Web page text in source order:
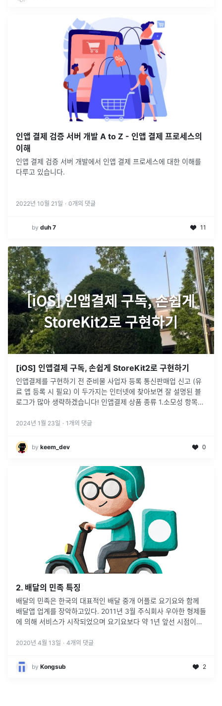
인앱 결제 검증 서버 개발 A to Z - 인앱 결제 프로세스의
이해
인앱 결제 검증 서버 개발에서 인앱 결제 프로세스에 대한 이해를
다루고 있습니다.
2022년 10월 21일 · 0개의 댓글
by duh 7 11
[iOS] 인앱결제 구독, 손쉽게 StoreKit2로 구현하기
인앱결제를 구현하기 전 준비물 사업자 등록 통신판매업 신고 (유
료 앱 등록 시 필요) 이 두가지는 인터넷에 찾아보면 잘 설명된 블
로그가 많아 생략하겠습니다! 인앱결제 상품 종류 1.소모성 항목
다...
2024년 1월 23일 · 1 개의 댓글
by keem_dev 0
2. 배달의 민족 특징
배달의 민족은 한국의 대표적인 배달 중개 어플로 요기요와 함께
배달앱 업계를 장악하고있다. 2011년 3월 주식회사 우아한 형제들
에 의해 서비스가 시작되었으며 요기요보다 약 1년 앞선 시점이었
와 동일한 회사...
2020년 4월 13일 · 4개의 댓글
by Kongsub 2